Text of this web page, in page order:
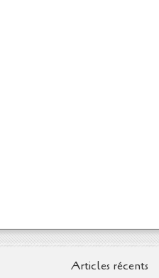
Articles récents